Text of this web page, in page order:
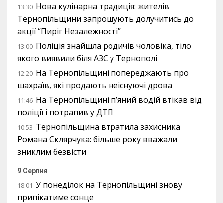
13:30 Нова кулінарна традиція: жителів
Тернопільщини запрошують долучитись до
акції “Пиріг Незалежності”
13:00 Поліція знайшла родичів чоловіка, тіло
якого виявили біля АЗС у Тернополі
12:20 На Тернопільщині попереджають про
шахраїв, які продають неіснуючі дрова
11:46 На Тернопільщині п’яний водій втікав від
поліції і потрапив у ДТП
10:53 Тернопільщина втратила захисника
Романа Склярчука: більше року вважали
зниклим безвісти
9 Серпня
18:01 У понеділок на Тернопільщині знову
припікатиме сонце